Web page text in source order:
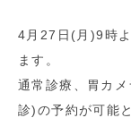
4月27日(月)9時
ます。
通常診療、胃カ
診)の予約が可能